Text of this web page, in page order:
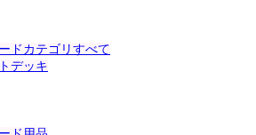
ドカテゴリすべて
デッキ